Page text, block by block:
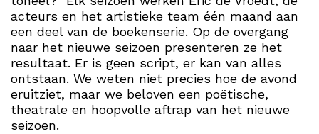
acteurs en het artistieke team één maand aan
een deel van de boekenserie. Op de overgang
naar het nieuwe seizoen presenteren ze het
resultaat. Er is geen script, er kan van alles
ontstaan. We weten niet precies hoe de avond
eruitziet, maar we beloven een poëtische,
theatrale en hoopvolle aftrap van het nieuwe
seizoen.